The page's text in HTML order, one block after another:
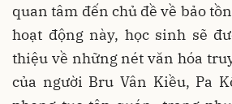
quan tâm đến chủ đề về bảo
hoạt động này, học sinh sẽ
thiệu về những nét văn hóa
của người Bru Vân Kiều, Pa